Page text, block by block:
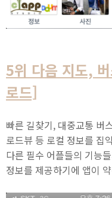
5위 다음 지도,
로드]
빠른 길찾기, 대중교통 버
로드뷰 등 로컬 정보를 집
다른 필수 어플들의 기능
정보를 제공하기에 앱이